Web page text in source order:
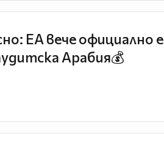
EA вече официално е
Арабия💰